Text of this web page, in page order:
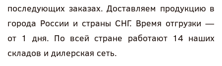
последующих заказах. Доставляем продукцию в
города России и страны СНГ. Время отгрузки —
от 1 дня. По всей стране работают 14 наших
складов и дилерская сеть.